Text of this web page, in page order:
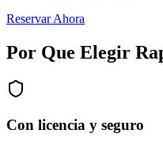
Reservar Ahora
Por Que Elegir
Con licencia y seguro